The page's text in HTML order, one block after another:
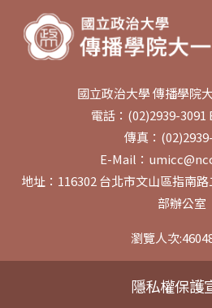
國立政治大學 傳播學院
電話：(02)2939-3091
傳真：
E-Mail：
地址：116302 台北市文山區指南
部辦公室
瀏覽人次:
隱私權保護